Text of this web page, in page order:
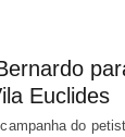
Euclides
do